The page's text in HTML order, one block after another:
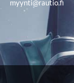
myynti@rautio.fi